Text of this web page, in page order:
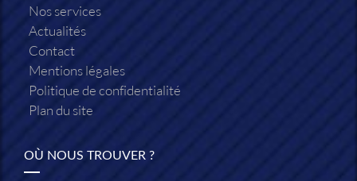
Nos services
Actualités
Contact
Mentions légales
Politique de confidentialité
Plan du site
OÙ NOUS TROUVER ?